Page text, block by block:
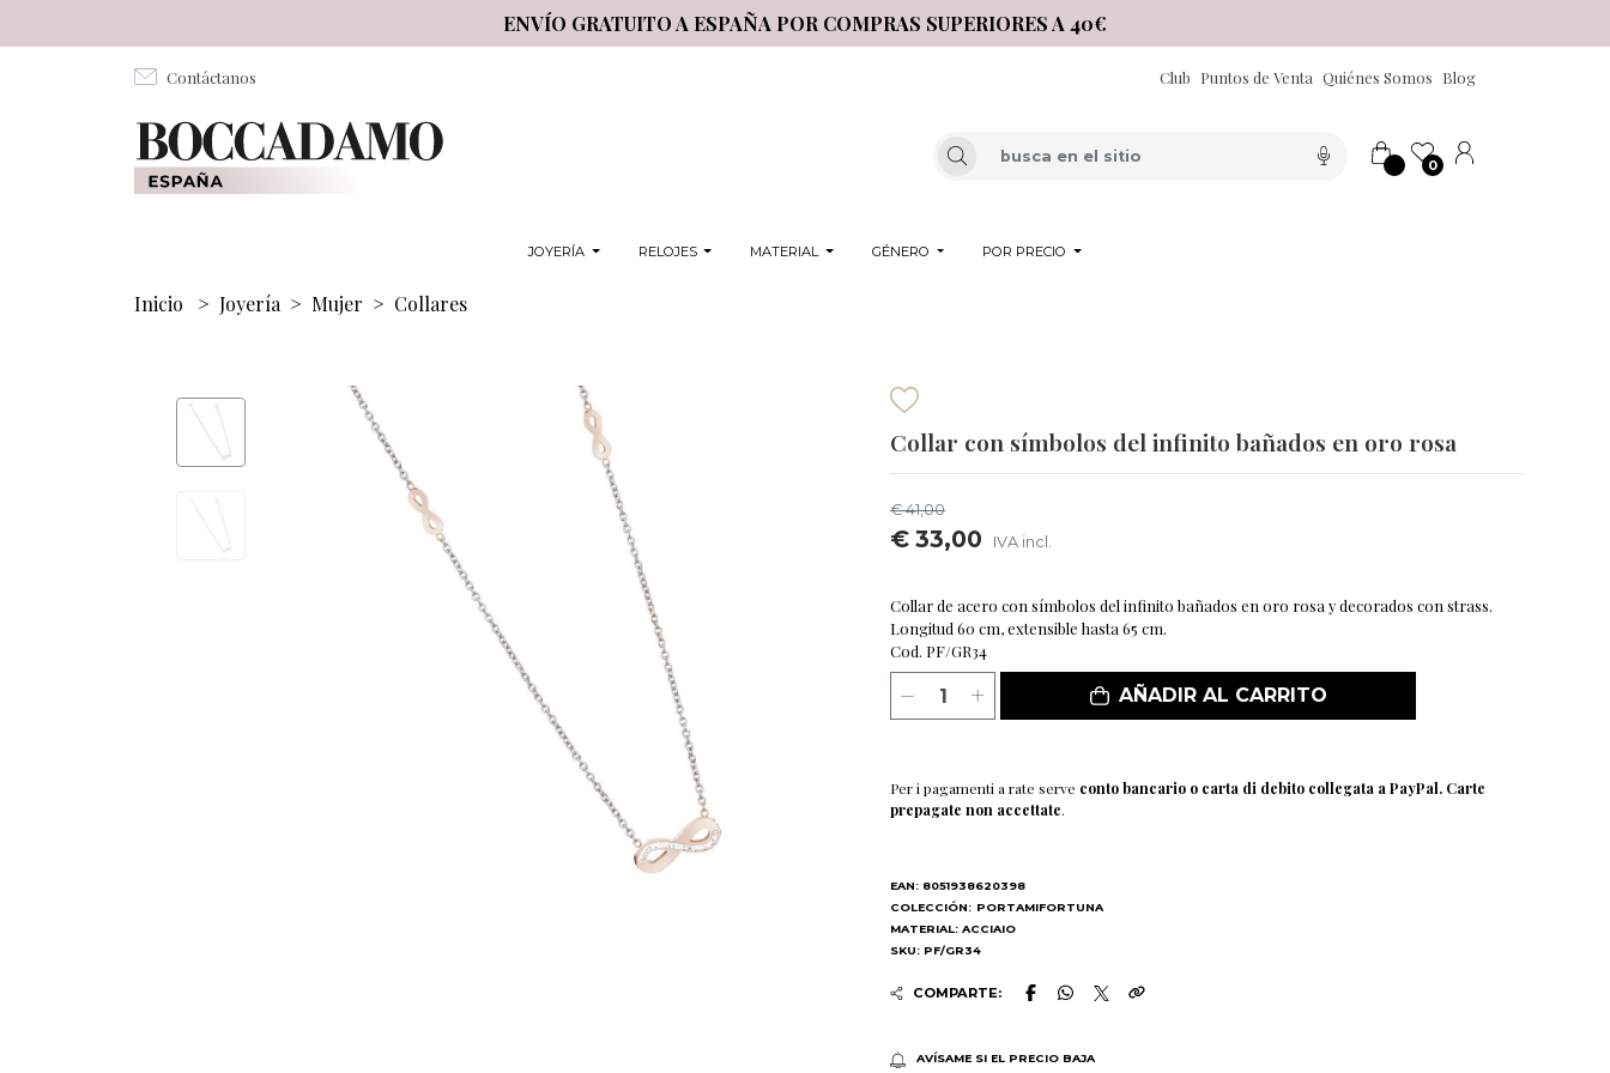
ENVÍO GRATUITO A ESPAÑA POR COMPRAS SUPERIORES A 40€
Contáctanos Club Puntos de Venta Quiénes Somos Blog
0
JOYERÍA RELOJES MATERIAL GÉNERO POR PRECIO
Inicio > Joyería > Mujer > Collares
Collar con símbolos del infinito bañados en oro rosa
€ 41,00
€ 33,00 IVA incl.
Collar de acero con símbolos del infinito bañados en oro rosa y decorados con strass.
Longitud 60 cm, extensible hasta 65 cm.
Cod. PF/GR34
AÑADIR AL CARRITO
Per i pagamenti a rate serve conto bancario o carta di debito collegata a PayPal. Carte
prepagate non accettate.
EAN: 8051938620398
COLECCIÓN: PORTAMIFORTUNA
MATERIAL: ACCIAIO
SKU: PF/GR34
COMPARTE:
AVÍSAME SI EL PRECIO BAJA